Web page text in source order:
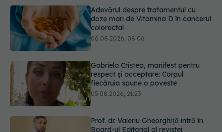
06.08.2026, 08:06
Gabriela Cristea, manifest pentru
respect și acceptare: Corpul
05.08.2026, 21:23
Prof. dr. Valeriu Gheorghiță intră în
Board-ul Editorial al revistei
Portfolio
05.08.2026, 21:09